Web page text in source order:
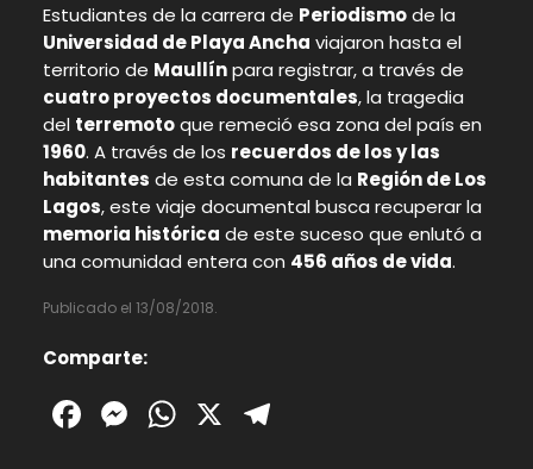
Estudiantes de la carrera de Periodismode la
Universidad de Playa Ancha viajaron hasta el
territorio de Maullínpara registrar, a través de
cuatro proyectos documentales, la tragedia
del terremotoque remeció esa zona del país en
1960. A través de los recuerdos de los y las
habitantes de esta comuna de la Región de Los
Lagos, este viaje documental busca recuperar la
memoria histórica de este suceso que enlutó a
una comunidad entera con 456 años de vida.
Publicado el 13/08/2018.
Comparte:
Facebook
Messenger
WhatsApp
X